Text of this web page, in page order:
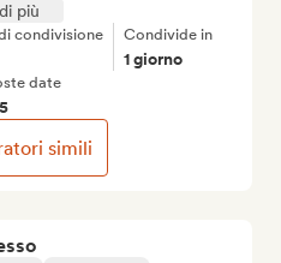
più
condivisione Condivide in
1 giorno
date
simili